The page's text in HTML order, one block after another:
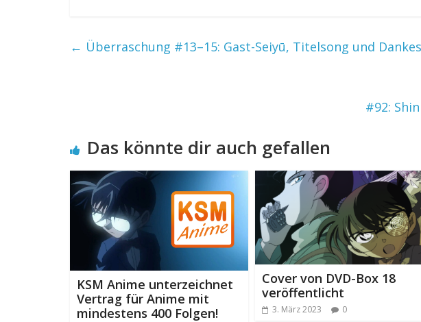
← Überraschung #13–15: Gast-Seiyū, Titelsong und
#92:
Das könnte dir auch gefallen
KSM Anime unterzeichnet
Vertrag für Anime mit
mindestens 400 Folgen!
Cover von DVD-Box 18
veröffentlicht
3. März 2023 0